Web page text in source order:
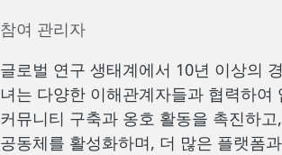
참여 관리자
글로벌 연구 생태계에서 10년 이상의
녀는 다양한 이해관계자들과 협력하
커뮤니티 구축과 옹호 활동을 촉진하
공동체를 활성화하며, 더 많은 플랫폼